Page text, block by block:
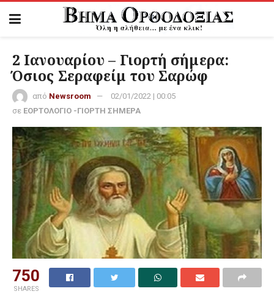
2 Ιανουαρίου – Γιορτή σήμερα:
Όσιος Σεραφείμ του Σαρώφ
από Newsroom
02/01/2022 | 00:05
σε ΕΟΡΤΟΛΟΓΙΟ -ΓΙΟΡΤΗ ΣΗΜΕΡΑ
750
SHARES